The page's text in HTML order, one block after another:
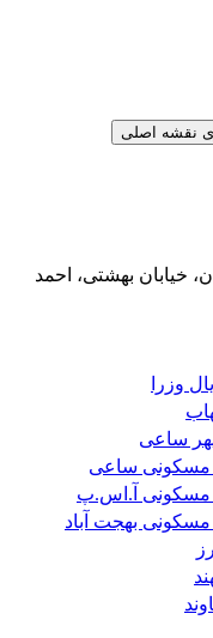
خیابان بهشتی، احمد
وزرا
ساعی
مسکونی ساعی
مسکونی آ.اس.پ
بهجت آباد